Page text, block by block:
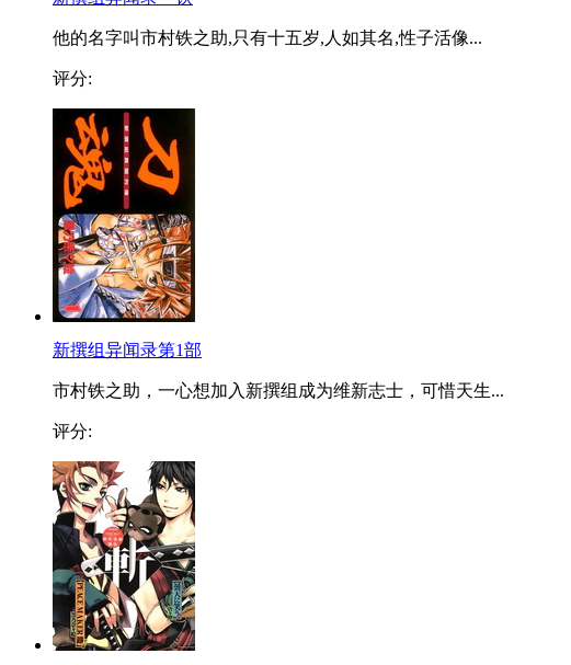
他的名字叫市村铁之助,只有十五岁,人如其名,性子活像...
评分:
新撰组异闻录第1部
市村铁之助，一心想加入新撰组成为维新志士，可惜天生...
评分: